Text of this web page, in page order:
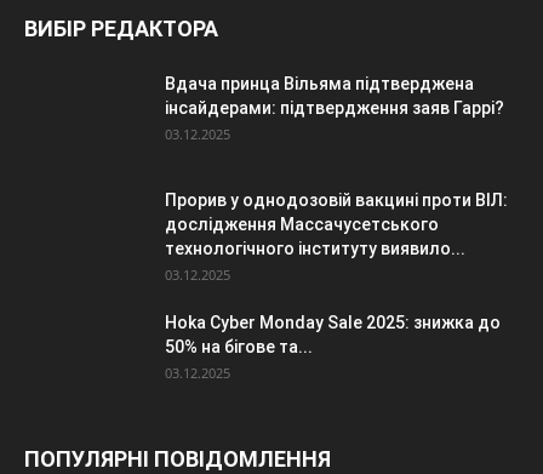
ВИБІР РЕДАКТОРА
Вдача принца Вільяма підтверджена
інсайдерами: підтвердження заяв Гаррі?
03.12.2025
Прорив у однодозовій вакцині проти ВІЛ:
дослідження Массачусетського
технологічного інституту виявило...
03.12.2025
Hoka Cyber Monday Sale 2025: знижка до
50% на бігове та...
03.12.2025
ПОПУЛЯРНІ ПОВІДОМЛЕННЯ